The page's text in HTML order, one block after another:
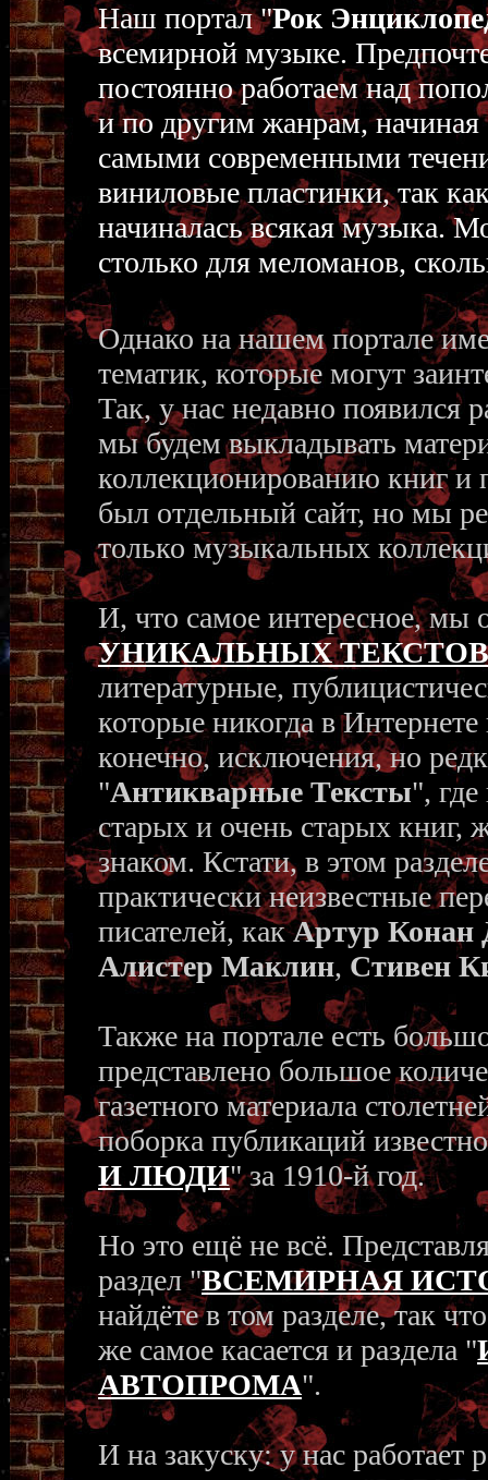
Наш портал "Рок
всемирной музыке.
постоянно работаем над
и по другим жанрам,
самыми современными
виниловые пластинки, так
начиналась всякая музыка.
столько для меломанов,
Однако на нашем портале
тематик, которые могут
Так, у нас недавно появился
мы будем выкладывать
коллекционированию книг и
был отдельный сайт, но мы
только музыкальных
И, что самое интересное, мы
УНИКАЛЬНЫХ ТЕКСТОВ
литературные,
которые никогда в
конечно, исключения, но
"Антикварные Тексты",
старых и очень старых книг,
знаком. Кстати, в этом
практически неизвестные
писателей, какАртур Конан
Алистер Маклин, Стивен
Также на портале есть
представлено большое
газетного материала
поборка публикаций
И ЛЮДИ" за 1910-й год.
Но это ещё не всё.
раздел "ВСЕМИРНАЯ
найдёте в том разделе, так
же самое касается и раздела "
АВТОПРОМА".
И на закуску: у нас работает